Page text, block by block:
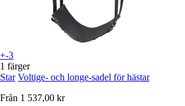
+-3
1 färger
Star Voltige- och longe-sadel för hästar
Från 1 537,00 kr